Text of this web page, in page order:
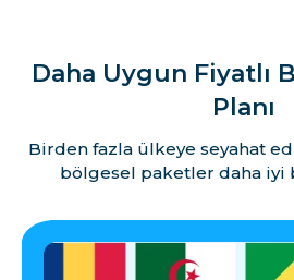
Daha Uygun Fiyatlı
Planı
Birden fazla ülkeye seyahat
bölgesel paketler daha iyi